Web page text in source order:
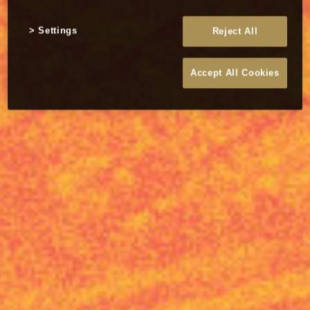
Reject All
Accept All Cookies
Settings